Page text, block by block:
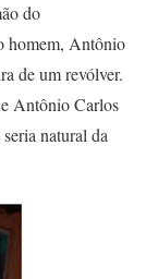
do
homem, Antônio
de um revólver.
Antônio Carlos
natural da